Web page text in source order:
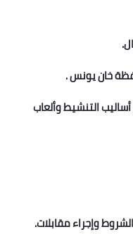
خان يونس .
التنشيط وألعاب